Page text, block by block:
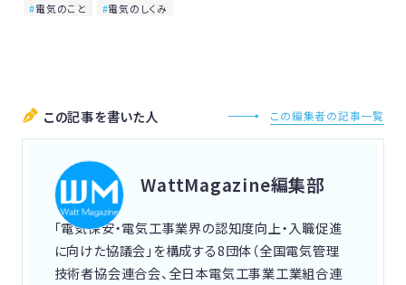
電気のこと 電気のしくみ
この記事を書いた人 この編集者の記事一覧
WattMagazine編集部
「電気保安・電気工事業界の認知度向上・入職促進
に向けた協議会」を構成する8団体（全国電気管理
技術者協会連合会、全日本電気工事業工業組合連